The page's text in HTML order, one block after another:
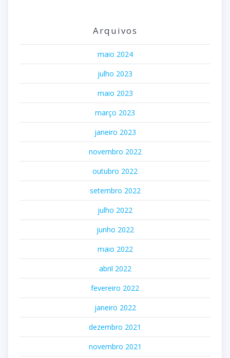
Arquivos
maio 2024
julho 2023
maio 2023
março 2023
janeiro 2023
novembro 2022
outubro 2022
setembro 2022
julho 2022
junho 2022
maio 2022
abril 2022
fevereiro 2022
janeiro 2022
dezembro 2021
novembro 2021